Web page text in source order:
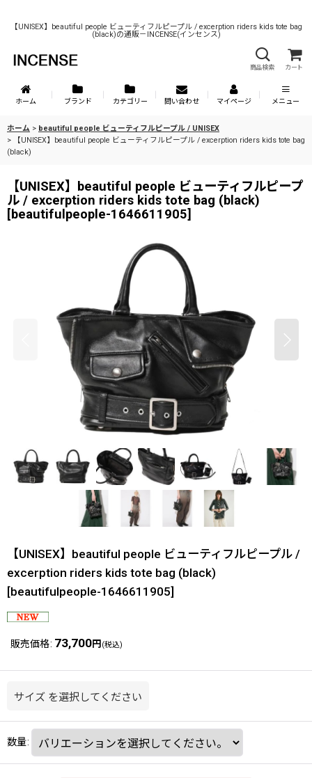
【UNISEX】beautiful people ビューティフルピープル / excerption riders kids tote bag
(black)の通販－INCENSE(インセンス)
商品検索 カート
ホーム ブランド カテゴリー 問い合わせ マイページ メニュー
ホーム > beautiful people ビューティフルピープル / UNISEX
>
【UNISEX】beautiful people ビューティフルピープル / excerption riders kids tote bag
(black)
【UNISEX】beautiful people ビューティフルピープ
ル / excerption riders kids tote bag (black)
[beautifulpeople-1646611905]
【UNISEX】beautiful people ビューティフルピープル /
excerption riders kids tote bag (black)
[beautifulpeople-1646611905]
販売価格: 73,700円 (税込)
サイズ を選択してください
数量: